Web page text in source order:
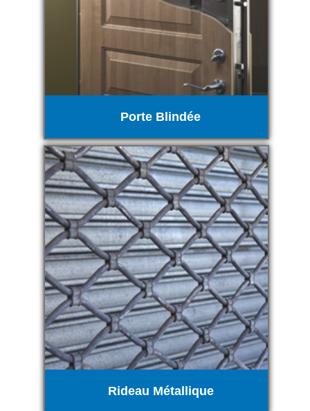
Porte Blindée
Rideau Métallique